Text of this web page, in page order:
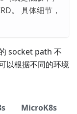
。 具体细节，
socket path 不
以根据不同的环境
MicroK8s